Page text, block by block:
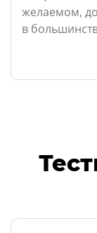
желаемом,
в